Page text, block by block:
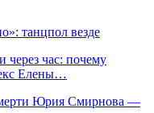
танцпол везде
час: почему
Елены…
Юрия Смирнова —